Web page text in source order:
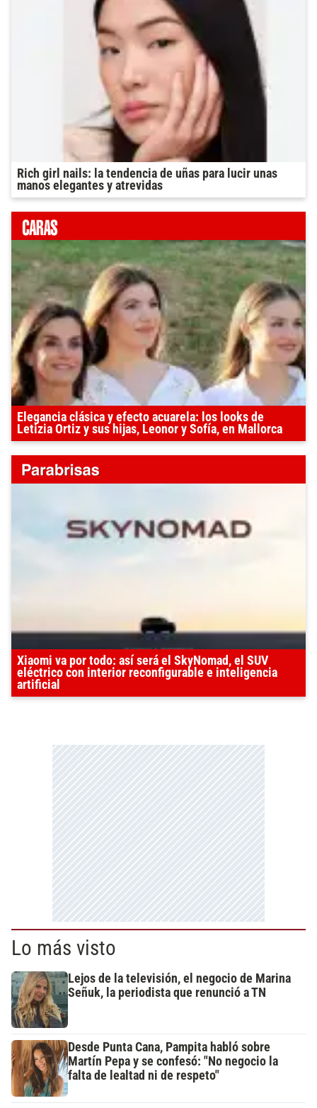
Rich girl nails: la tendencia de uñas para lucir unas
manos elegantes y atrevidas
Elegancia clásica y efecto acuarela: los looks de
Letizia Ortiz y sus hijas, Leonor y Sofía, en Mallorca
Xiaomi va por todo: así será el SkyNomad, el SUV
eléctrico con interior reconfigurable e inteligencia
artificial
Lo más visto
Lejos de la televisión, el negocio de Marina
Señuk, la periodista que renunció a TN
Desde Punta Cana, Pampita habló sobre
Martín Pepa y se confesó: "No negocio la
falta de lealtad ni de respeto"